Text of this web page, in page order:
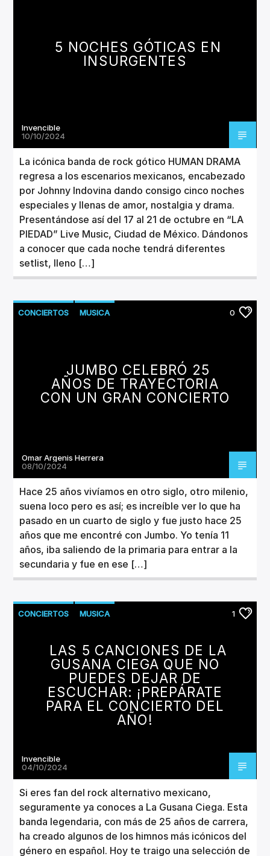
5 NOCHES GÓTICAS EN
INSURGENTES
Invencible
10/10/2024
La icónica banda de rock gótico HUMAN DRAMA
regresa a los escenarios mexicanos, encabezado
por Johnny Indovina dando consigo cinco noches
especiales y llenas de amor, nostalgia y drama.
Presentándose así del 17 al 21 de octubre en “LA
PIEDAD” Live Music, Ciudad de México. Dándonos
a conocer que cada noche tendrá diferentes
setlist, lleno […]
CONCIERTOS MUSICA 0
JUMBO CELEBRÓ 25
AÑOS DE TRAYECTORIA
CON UN GRAN CONCIERTO
Omar Argenis Herrera
08/10/2024
Hace 25 años vivíamos en otro siglo, otro milenio,
suena loco pero es así; es increíble ver lo que ha
pasado en un cuarto de siglo y fue justo hace 25
años que me encontré con Jumbo. Yo tenía 11
años, iba saliendo de la primaria para entrar a la
secundaria y fue en ese […]
CONCIERTOS MUSICA 1
LAS 5 CANCIONES DE LA
GUSANA CIEGA QUE NO
PUEDES DEJAR DE
ESCUCHAR: ¡PREPÁRATE
PARA EL CONCIERTO DEL
AÑO!
Invencible
04/10/2024
Si eres fan del rock alternativo mexicano,
seguramente ya conoces a La Gusana Ciega. Esta
banda legendaria, con más de 25 años de carrera,
ha creado algunos de los himnos más icónicos del
género en español. Hoy te traigo una selección de